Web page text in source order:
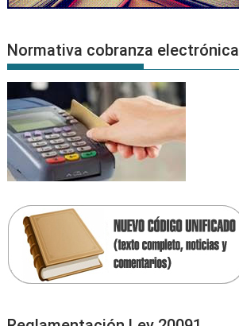
Normativa cobranza electrónica